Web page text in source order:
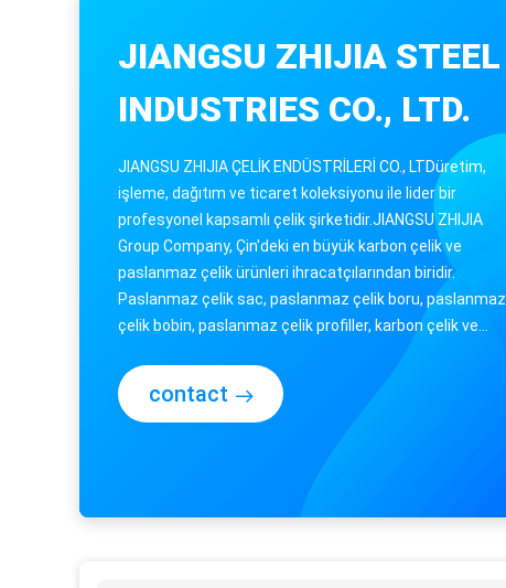
JIANGSU ZHIJIA STEEL
INDUSTRIES CO., LTD.
JIANGSU ZHIJIA ÇELİK ENDÜSTRİLERİ CO., LTDüretim,
işleme, dağıtım ve ticaret koleksiyonu ile lider bir
profesyonel kapsamlı çelik şirketidir.JIANGSU ZHIJIA
Group Company, Çin'deki en büyük karbon çelik ve
paslanmaz çelik ürünleri ihracatçılarından biridir.
Paslanmaz çelik sac, paslanmaz çelik boru, paslanmaz
çelik bobin, paslanmaz çelik profiller, karbon çelik ve
contact